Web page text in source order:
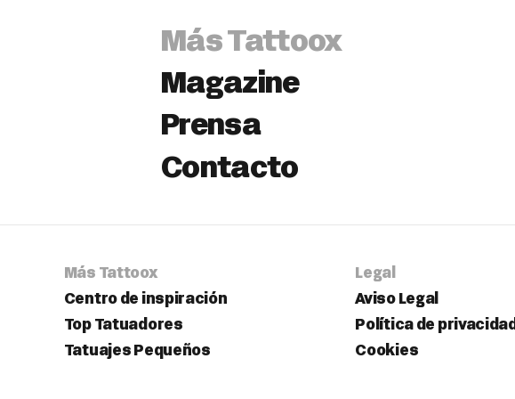
Más Tattoox
Magazine
Prensa
Contacto
Más Tattoox
Centro de inspiración
Top Tatuadores
Tatuajes Pequeños
Legal
Aviso Legal
Política de privacidad
Cookies